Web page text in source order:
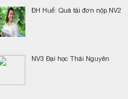
ĐH Huế: Quá tải đơn nộp NV2
NV3 Đại học Thái Nguyên